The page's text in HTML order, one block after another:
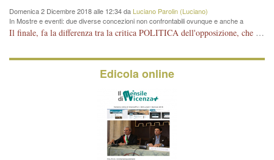
Domenica 2 Dicembre 2018 alle 12:34 da Luciano Parolin (Luciano)
In Mostre e eventi: due diverse concezioni non confrontabili ovunque e anche a
Vicenza
Il finale, fa la differenza tra la critica POLITICA dell'opposizione, che ha perso le elezioni ed è minoranza e non trova altri argomenti per politicizzare sul sito qua o là ? La critica d'arte invece è un'altra cosa che lascio agli altri. Per ora mi basta la lezione magistrale del prof. Giulianati.
Edicola online